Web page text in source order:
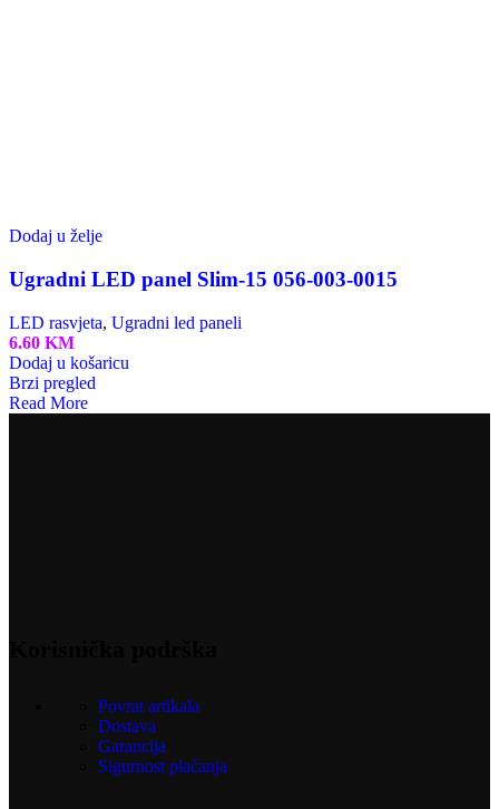
Dodaj u želje
Ugradni LED panel Slim-15 056-003-0015
LED rasvjeta, Ugradni led paneli
6.60 KM
Dodaj u košaricu
Brzi pregled
Read More
Povrat artikala
Dostava
Garancija
Sigurnost plaćanja